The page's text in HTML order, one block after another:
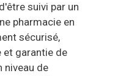
suivi par un
pharmacie en
sécurisé,
et garantie de
niveau de